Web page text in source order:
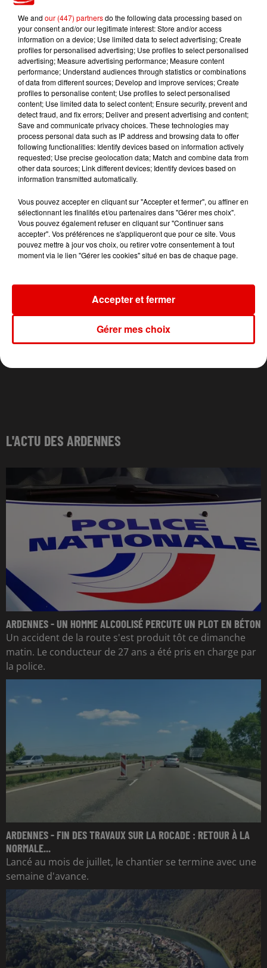
TITRES DIFFUSÉS
13h00
13h00
RIVIERA
She Doesn't Mind
12h57
12h57
ALEX WARREN
Fever Dream
12h54
12h54
TAYC
Girlfriend
L'ACTU DES ARDENNES
ARDENNES - UN HOMME ALCOOLISÉ PERCUTE UN PLOT EN BÉTON
Un accident de la route s'est produit tôt ce dimanche
matin. Le conducteur de 27 ans a été pris en charge par
la police.
ARDENNES - FIN DES TRAVAUX SUR LA ROCADE : RETOUR À LA
NORMALE...
Lancé au mois de juillet, le chantier se termine avec une
semaine d'avance.
We and our (447) partnersdo the following data processing based on
your consent and/or our legitimate interest: Store and/or access
information on a device; Use limited data to select advertising; Create
profiles for personalised advertising; Use profiles to select personalised
advertising; Measure advertising performance; Measure content
performance; Understand audiences through statistics or combinations
of data from different sources; Develop and improve services; Create
profiles to personalise content; Use profiles to select personalised
content; Use limited data to select content; Ensure security, prevent and
detect fraud, and fix errors; Deliver and present advertising and content;
Save and communicate privacy choices. These technologies may
process personal data such as IP address and browsing data to offer
following functionalities: Identify devices based on information actively
requested; Use precise geolocation data; Match and combine data from
other data sources; Link different devices; Identify devices based on
information transmitted automatically.
Vous pouvez accepter en cliquant sur "Accepter et fermer", ou affiner en
sélectionnant les finalités et/ou partenaires dans "Gérer mes choix".
Vous pouvez également refuser en cliquant sur "Continuer sans
accepter". Vos préférences ne s'appliqueront que pour ce site. Vous
pouvez mettre à jour vos choix, ou retirer votre consentement à tout
moment via le lien "Gérer les cookies" situé en bas de chaque page.
Gérer mes choix
Accepter et fermer